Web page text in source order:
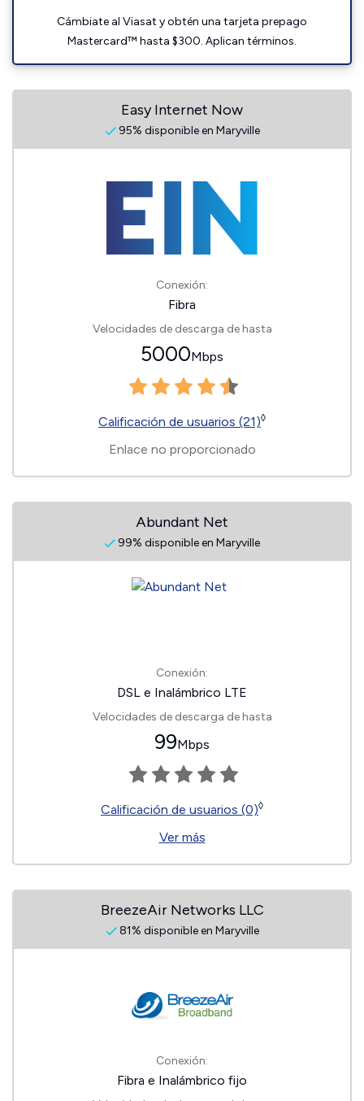
Cámbiate al Viasat y obtén una tarjeta prepago
Mastercard™ hasta $300. Aplican términos.
Easy Internet Now
95% disponible en Maryville
Conexión:
Fibra
Velocidades de descarga de hasta
5000Mbps
Calificación de usuarios (21)◊
Enlace no proporcionado
Abundant Net
99% disponible en Maryville
Conexión:
DSL e Inalámbrico LTE
Velocidades de descarga de hasta
99Mbps
Calificación de usuarios (0)◊
Ver más
BreezeAir Networks LLC
81% disponible en Maryville
Conexión:
Fibra e Inalámbrico fijo